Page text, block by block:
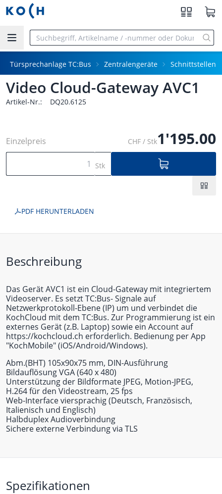
Zum Hauptinhalt springen
Türsprechanlage TC:Bus Zentralengeräte Schnittstellen
Video Cloud-Gateway AVC1
Artikel-Nr.: DQ20.6125
Einzelpreis CHF / Stk1'195.00
Stk
PDF HERUNTERLADEN
Beschreibung
Das Gerät AVC1 ist ein Cloud-Gateway mit integriertem
Videoserver. Es setzt TC:Bus- Signale auf
Netzwerkprotokoll-Ebene (IP) um und verbindet die
KochCloud mit dem TC:Bus. Zur Programmierung ist ein
externes Gerät (z.B. Laptop) sowie ein Account auf
https://kochcloud.ch erforderlich. Bedienung per App
"KochMobile" (iOS/Android/Windows).
Abm.(BHT) 105x90x75 mm, DIN-Ausführung
Bildauflösung VGA (640 x 480)
Unterstützung der Bildformate JPEG, Motion-JPEG,
H.264 für den Videostream, 25 fps
Web-Interface viersprachig (Deutsch, Französisch,
Italienisch und Englisch)
Halbduplex Audioverbindung
Sichere externe Verbindung via TLS
Spezifikationen